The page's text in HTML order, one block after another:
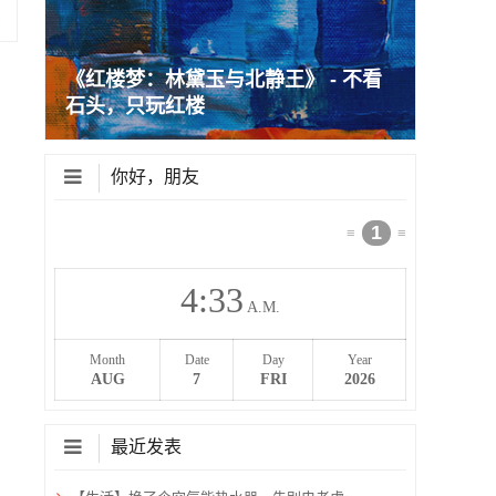
《红楼梦：林黛玉与北静王》 - 不看
石头，只玩红楼
你好，朋友
≡ 1 ≡
4 33 A.M.
Month
AUG
Date
7
Day
FRI
Year
2026
最近发表